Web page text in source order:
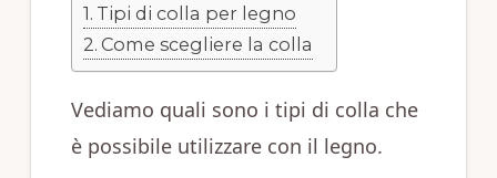
Tipi di colla per legno
Come scegliere la colla
Vediamo quali sono i tipi di colla che
è possibile utilizzare con il legno.